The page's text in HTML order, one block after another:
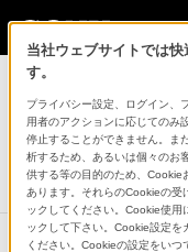
ブルーレイディスク
4Kチューナー内蔵Ultra HD ブル
BDZ-FBT6100/
FBT2100
当社ウェブサイトでは
す。
プライバシー設定、ログイン、
用者のアクションに応じてのみ
停止することができません。ま
析するため、あるいは個々のお
供する等の目的のため、Cookie
あります。それらのCookieの受
ックしてください。Cookie使用
ックして下さい。Cookie設定を
ください。Cookieの設定をい